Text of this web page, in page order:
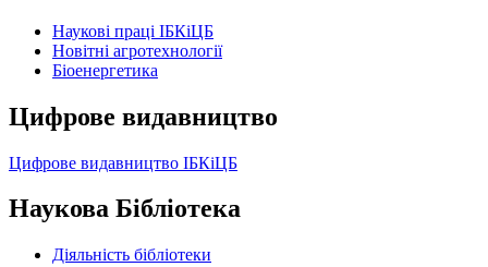
Наукові праці ІБКіЦБ
Новітні агротехнології
Бiоенергетика
Цифрове видавництво
Цифрове видавництво ІБКіЦБ
Наукова Бібліотека
Діяльність бібліотеки